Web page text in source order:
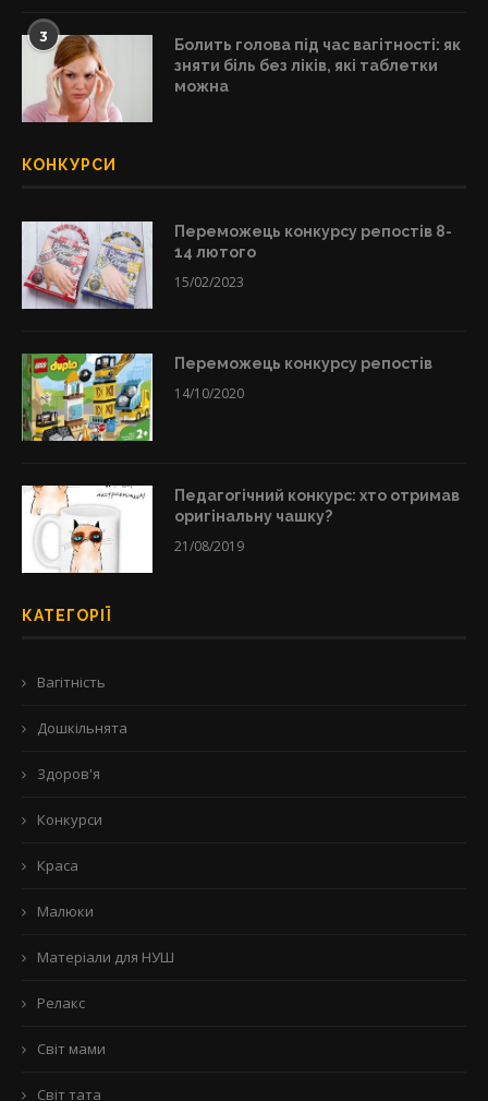
3
Болить голова під час вагітності: як
зняти біль без ліків, які таблетки
можна
КОНКУРСИ
Переможець конкурсу репостів 8-
14 лютого
15/02/2023
Переможець конкурсу репостів
14/10/2020
Педагогічний конкурс: хто отримав
оригінальну чашку?
21/08/2019
КАТЕГОРІЇ
Вагітність
Дошкільнята
Здоров'я
Конкурси
Краса
Малюки
Матеріали для НУШ
Релакс
Світ мами
Світ тата